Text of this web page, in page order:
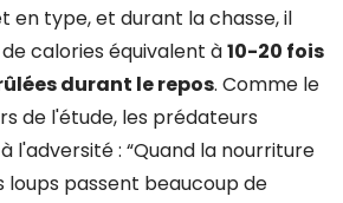
en type, et durant la chasse, il
calories équivalent à10-20 fois
durant le repos. Comme le
de l'étude, les prédateurs
l'adversité : “Quand la nourriture
loups passent beaucoup de